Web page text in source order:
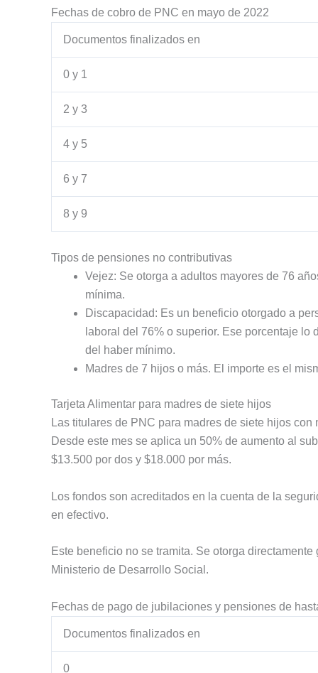
Fechas de cobro de PNC en mayo de 2022
Documentos finalizados en
0 y 1
2 y 3
4 y 5
6 y 7
8 y 9
Tipos de pensiones no contributivas
Vejez: Se otorga a adultos mayores de 76
mínima.
Discapacidad: Es un beneficio otorgado a
laboral del 76% o superior. Ese porcentaje
del haber mínimo.
Madres de 7 hijos o más. El importe es el
Tarjeta Alimentar para madres de siete hijos
Las titulares de PNC para madres de siete hijos
Desde este mes se aplica un 50% de aumento al
$13.500 por dos y $18.000 por más.
Los fondos son acreditados en la cuenta de la
en efectivo.
Este beneficio no se tramita. Se otorga
Ministerio de Desarrollo Social.
Fechas de pago de jubilaciones y pensiones de
Documentos finalizados en
0